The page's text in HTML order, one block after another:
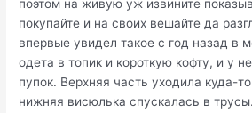
поэтом на живую уж извините
покупайте и на своих вешайте да
впервые увидел такое с год назад в
одета в топик и короткую кофту, и у
пупок. Верхняя часть уходила куда-
нижняя висюлька спускалась в